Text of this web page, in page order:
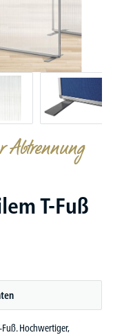
T-Fuß
Hochwertiger,